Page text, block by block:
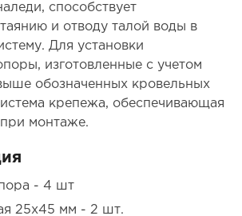
способствует
и отводу талой воды в
Для установки
изготовленные с учетом
обозначенных кровельных
крепежа, обеспечивающая
при монтаже.
- 4 шт
25х45 мм - 2 шт.